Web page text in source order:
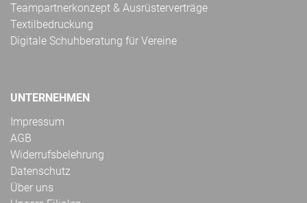
Teampartnerkonzept & Ausrüsterverträge
Textilbedruckung
Digitale Schuhberatung für Vereine
UNTERNEHMEN
Impressum
AGB
Widerrufsbelehrung
Datenschutz
Über uns